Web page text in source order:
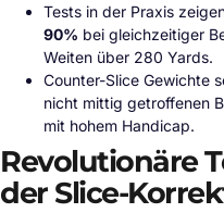
Tests in der Praxis
90% bei gleichzeitiger
Weiten über 280 Yards.
Counter-Slice Gewichte
nicht mittig getroffenen
mit hohem Handicap.
Revolutionäre
der Slice-